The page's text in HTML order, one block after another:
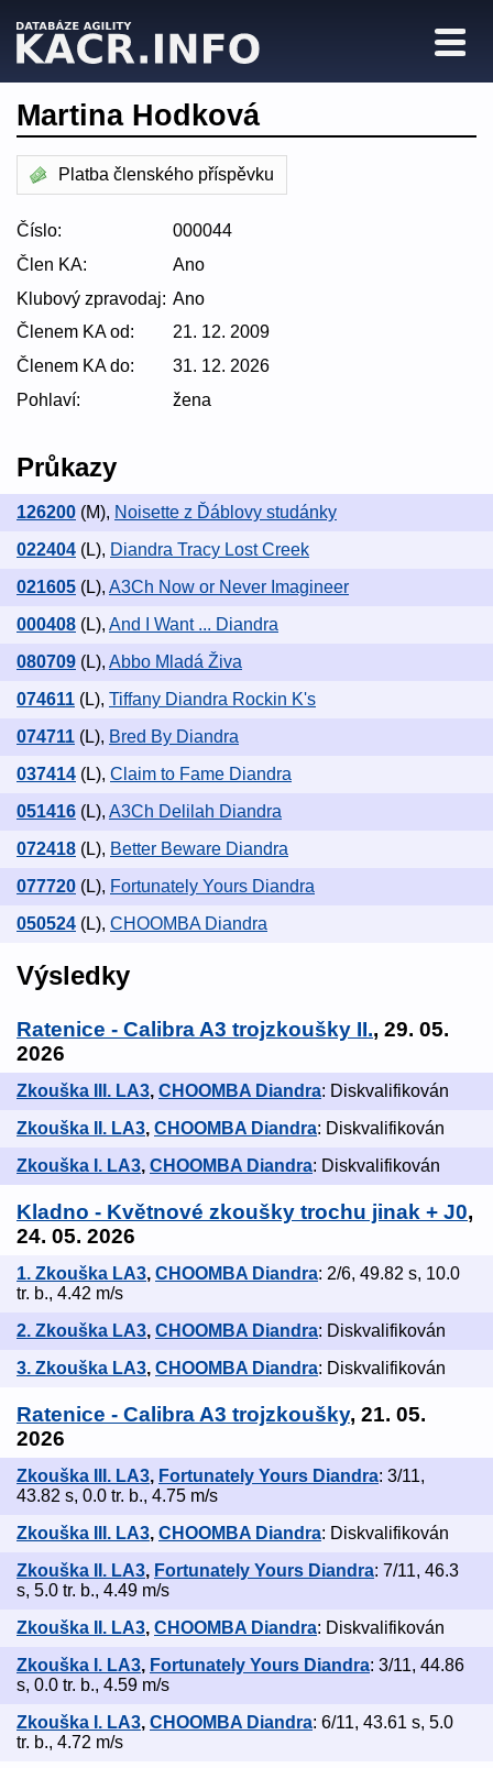
Martina Hodková
Platba členského příspěvku
Číslo:
000044
Člen KA:
Ano
Klubový zpravodaj: Ano
Členem KA od:
21. 12. 2009
Členem KA do:
31. 12. 2026
Pohlaví:
žena
Průkazy
126200 (M), Noisette z Ďáblovy studánky
022404 (L), Diandra Tracy Lost Creek
021605 (L), A3Ch Now or Never Imagineer
000408 (L), And I Want ... Diandra
080709 (L), Abbo Mladá Živa
074611 (L), Tiffany Diandra Rockin K's
074711 (L), Bred By Diandra
037414 (L), Claim to Fame Diandra
051416 (L), A3Ch Delilah Diandra
072418 (L), Better Beware Diandra
077720 (L), Fortunately Yours Diandra
050524 (L), CHOOMBA Diandra
Výsledky
Ratenice - Calibra A3 trojzkoušky II., 29. 05.
2026
Zkouška III. LA3, CHOOMBA Diandra: Diskvalifikován
Zkouška II. LA3, CHOOMBA Diandra: Diskvalifikován
Zkouška I. LA3, CHOOMBA Diandra: Diskvalifikován
Kladno - Květnové zkoušky trochu jinak + J0,
24. 05. 2026
1. Zkouška LA3, CHOOMBA Diandra: 2/6, 49.82 s, 10.0
tr. b., 4.42 m/s
2. Zkouška LA3, CHOOMBA Diandra: Diskvalifikován
3. Zkouška LA3, CHOOMBA Diandra: Diskvalifikován
Ratenice - Calibra A3 trojzkoušky, 21. 05.
2026
Zkouška III. LA3, Fortunately Yours Diandra: 3/11,
43.82 s, 0.0 tr. b., 4.75 m/s
Zkouška III. LA3, CHOOMBA Diandra: Diskvalifikován
Zkouška II. LA3, Fortunately Yours Diandra: 7/11, 46.3
s, 5.0 tr. b., 4.49 m/s
Zkouška II. LA3, CHOOMBA Diandra: Diskvalifikován
Zkouška I. LA3, Fortunately Yours Diandra: 3/11, 44.86
s, 0.0 tr. b., 4.59 m/s
Zkouška I. LA3, CHOOMBA Diandra: 6/11, 43.61 s, 5.0
tr. b., 4.72 m/s